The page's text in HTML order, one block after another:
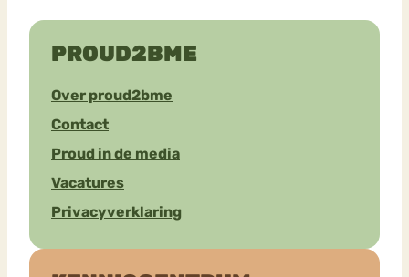
PROUD2BME
Over proud2bme
Contact
Proud in de media
Vacatures
Privacyverklaring